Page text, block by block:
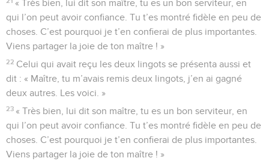
« Très bien, lui dit son maître, tu es un bon serviteur, en
qui l’on peut avoir confiance. Tu t’es montré fidèle en peu de
choses. C’est pourquoi je t’en confierai de plus importantes.
Viens partager la joie de ton maître ! »
22 Celui qui avait reçu les deux lingots se présenta aussi et
dit : « Maître, tu m’avais remis deux lingots, j’en ai gagné
deux autres. Les voici. »
23 « Très bien, lui dit son maître, tu es un bon serviteur, en
qui l’on peut avoir confiance. Tu t’es montré fidèle en peu de
choses. C’est pourquoi je t’en confierai de plus importantes.
Viens partager la joie de ton maître ! »